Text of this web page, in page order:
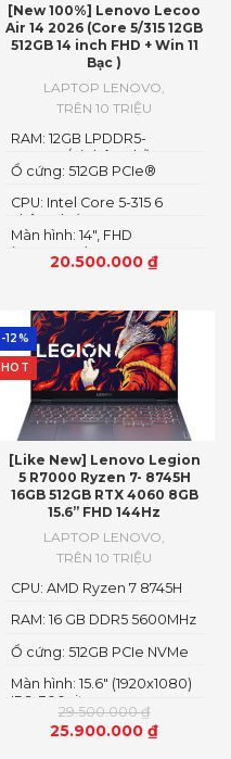
[New 100%] Lenovo Lecoo
Air 14 2026 (Core 5/315 12GB
512GB 14 inch FHD + Win 11
Bạc )
LAPTOP LENOVO
TRÊN 10 TRIỆU
20.500.000 ₫
Màn hình: 14″, FHD
(1920x1200) IPS, 16:10
CPU: Intel Core 5-315 6
nhân 6 luồng
Ổ cứng: 512GB PCIe®
RAM: 12GB LPDDR5-
5600MT/s (Không hỗ trợ
nâng cấp)
-12%
HOT
[Like New] Lenovo Legion
5 R7000 Ryzen 7- 8745H
16GB 512GB RTX 4060 8GB
15.6” FHD 144Hz
LAPTOP LENOVO
TRÊN 10 TRIỆU
29.500.000₫
25.900.000 ₫
Màn hình: 15.6" (1920x1080)
IPS, 300nits
Ổ cứng: 512GB PCIe NVMe
RAM: 16 GB DDR5 5600MHz
CPU: AMD Ryzen 7 8745H